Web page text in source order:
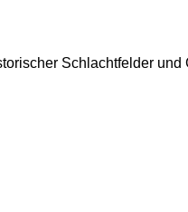
Schlachtfelder und